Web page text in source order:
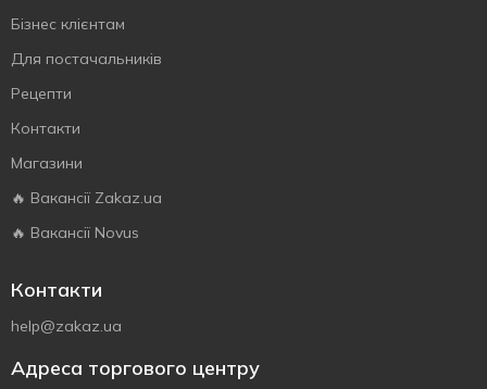
Бізнес клієнтам
Для постачальників
Рецепти
Контакти
Магазини
🔥 Вакансії Zakaz.ua
🔥 Вакансії Novus
Контакти
help@zakaz.ua
Адреса торгового центру